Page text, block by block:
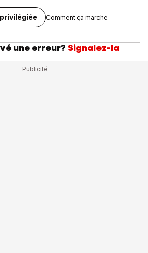
Comment ça marche
une erreur? Signalez-la